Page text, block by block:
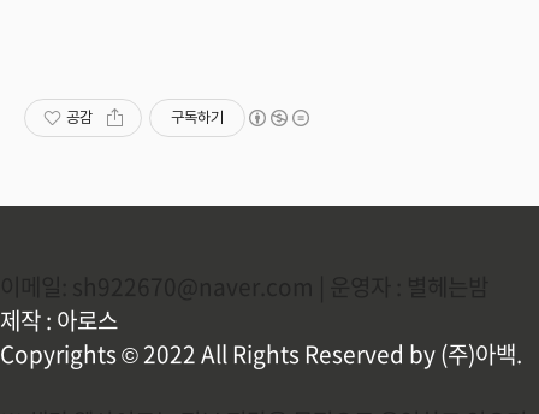
공감 구독하기
제작 : 아로스
Copyrights © 2022 All Rights Reserved by (주)아백.